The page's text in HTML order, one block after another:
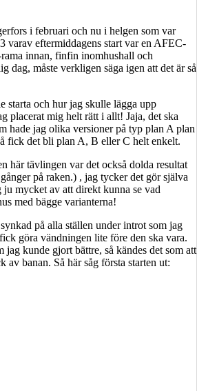
i februari och nu i helgen som var
varav eftermiddagens start var en AFEC-
innan, finfin inomhushall och
dag, måste verkligen säga igen att det är så
starta och hur jag skulle lägga upp
placerat mig helt rätt i allt! Jaja, det ska
hade jag olika versioner på typ plan A plan
fick det bli plan A, B eller C helt enkelt.
här tävlingen var det också dolda resultat
på raken.) , jag tycker det gör själva
mycket av att direkt kunna se vad
med bägge varianterna!
på alla ställen under introt som jag
göra vändningen lite före den ska vara.
kunde gjort bättre, så kändes det som att
banan. Så här såg första starten ut: